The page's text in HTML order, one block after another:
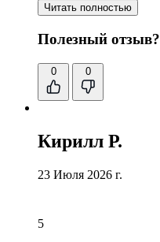
Читать полностью
Полезный отзыв?
0 0
Кирилл Р.
23 Июля 2026 г.
5